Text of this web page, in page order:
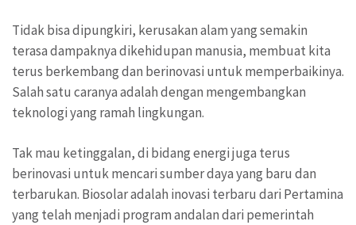
Tidak bisa dipungkiri, kerusakan alam yang semakin
terasa dampaknya dikehidupan manusia, membuat kita
terus berkembang dan berinovasi untuk memperbaikinya.
Salah satu caranya adalah dengan mengembangkan
teknologi yang ramah lingkungan.
Tak mau ketinggalan, di bidang energi juga terus
berinovasi untuk mencari sumber daya yang baru dan
terbarukan. Biosolar adalah inovasi terbaru dari Pertamina
yang telah menjadi program andalan dari pemerintah